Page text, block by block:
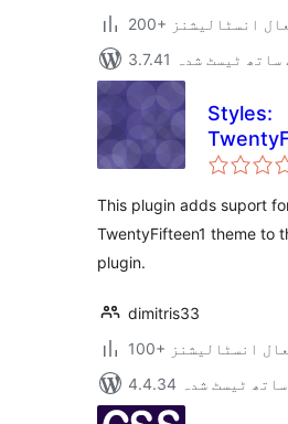
فعال انسٹالیشنز
کے ساتھ ٹیسٹ شدہ
Styles:
This plugin adds suport
TwentyFifteen1 theme to
plugin.
dimitris33
فعال انسٹالیشنز
کے ساتھ ٹیسٹ شدہ